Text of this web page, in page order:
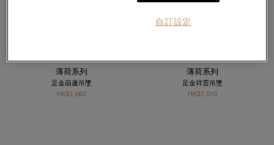
薄荷系列
足金葫蘆吊墜
HK$1,060
薄荷系列
足金祥雲吊墜
HK$1,010
自訂設定